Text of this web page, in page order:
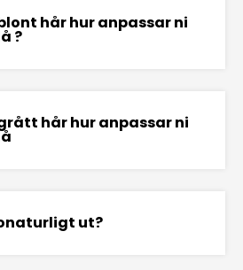
hår hur anpassar ni
?
hår hur anpassar ni
onaturligt ut?